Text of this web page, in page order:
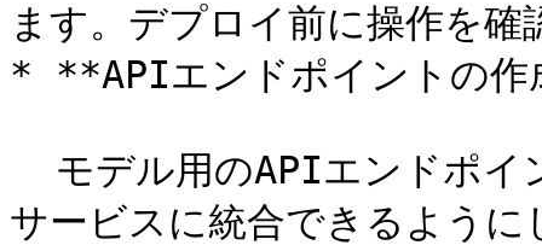
ます。デプロイ前に操作を確
* **APIエンドポイントの
サービスに統合できるように